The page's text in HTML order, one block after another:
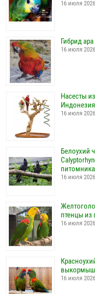
16 июля 2026
Гибрид
16 июля 2026
Насесты
Индонезия
16 июля 2026
Белоухий
питомника
16 июля 2026
птенцы из
16 июля 2026
16 июля 2026